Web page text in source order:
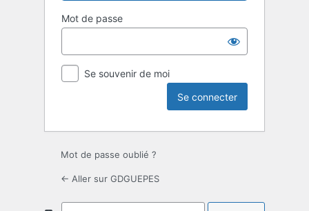
Mot de passe
Se souvenir de moi
Mot de passe oublié ?
← Aller sur GDGUEPES